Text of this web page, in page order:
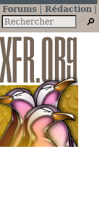
Forums
Rédaction